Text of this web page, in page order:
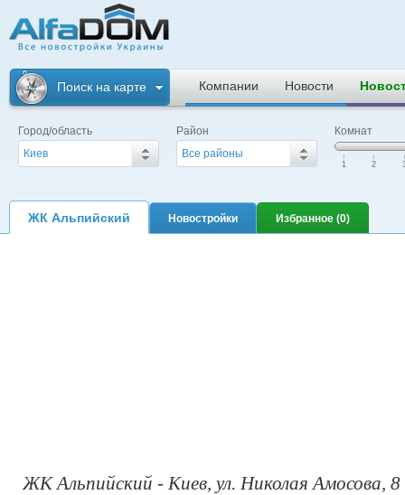
новостройки
Украины
Поиск на карте Компании Новости
Город/область
Киев
Район
Все районы
Комнат
|
1
|
2
|
ЖК Альпийский Новостройки Избранное (0)
ЖК Альпийский - Киев, ул. Николая Амосова, 8